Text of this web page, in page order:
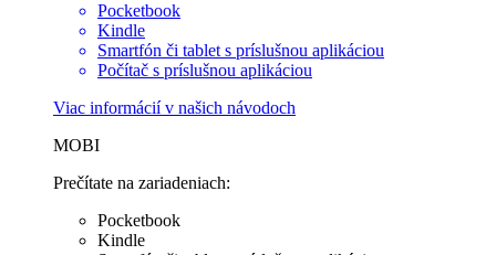
Pocketbook
Kindle
Smartfón či tablet s príslušnou aplikáciou
Počítač s príslušnou aplikáciou
Viac informácií v našich návodoch
MOBI
Prečítate na zariadeniach:
Pocketbook
Kindle